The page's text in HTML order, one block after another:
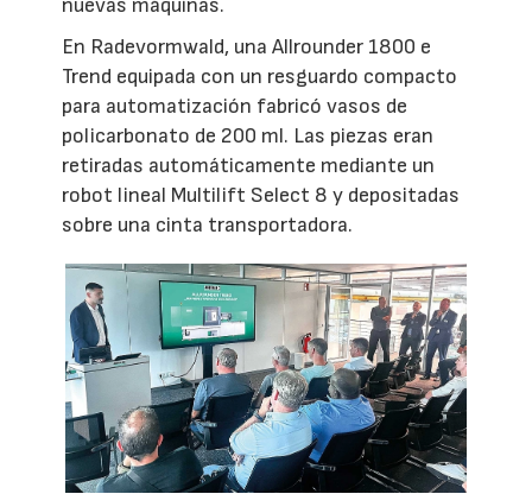
nuevas máquinas.
En Radevormwald, una Allrounder 1800 e
Trend equipada con un resguardo compacto
para automatización fabricó vasos de
policarbonato de 200 ml. Las piezas eran
retiradas automáticamente mediante un
robot lineal Multilift Select 8 y depositadas
sobre una cinta transportadora.